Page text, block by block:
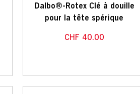
Dalbo®-Rotex Clé à douille
pour la tête spérique
CHF 40.00